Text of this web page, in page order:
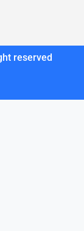
reserved